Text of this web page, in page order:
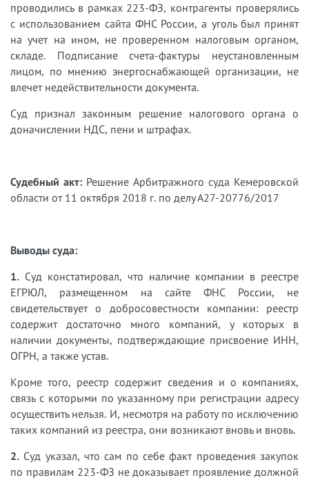
проводились в рамках 223-ФЗ, контрагенты проверялись
с использованием сайта ФНС России, а уголь был принят
на учет на ином, не проверенном налоговым органом,
складе. Подписание счета-фактуры неустановленным
лицом, по мнению энергоснабжающей организации, не
влечет недействительности документа.
Суд признал законным решение налогового органа о
доначислении НДС, пени и штрафах.
Судебный акт: Решение Арбитражного суда Кемеровской
области от 11 октября 2018 г. по делу А27-20776/2017
Выводы суда:
1. Суд констатировал, что наличие компании в реестре
ЕГРЮЛ, размещенном на сайте ФНС России, не
свидетельствует о добросовестности компании: реестр
содержит достаточно много компаний, у которых в
наличии документы, подтверждающие присвоение ИНН,
ОГРН, а также устав.
Кроме того, реестр содержит сведения и о компаниях,
связь с которыми по указанному при регистрации адресу
осуществить нельзя. И, несмотря на работу по исключению
таких компаний из реестра, они возникают вновь и вновь.
2. Суд указал, что сам по себе факт проведения закупок
по правилам 223-ФЗ не доказывает проявление должной